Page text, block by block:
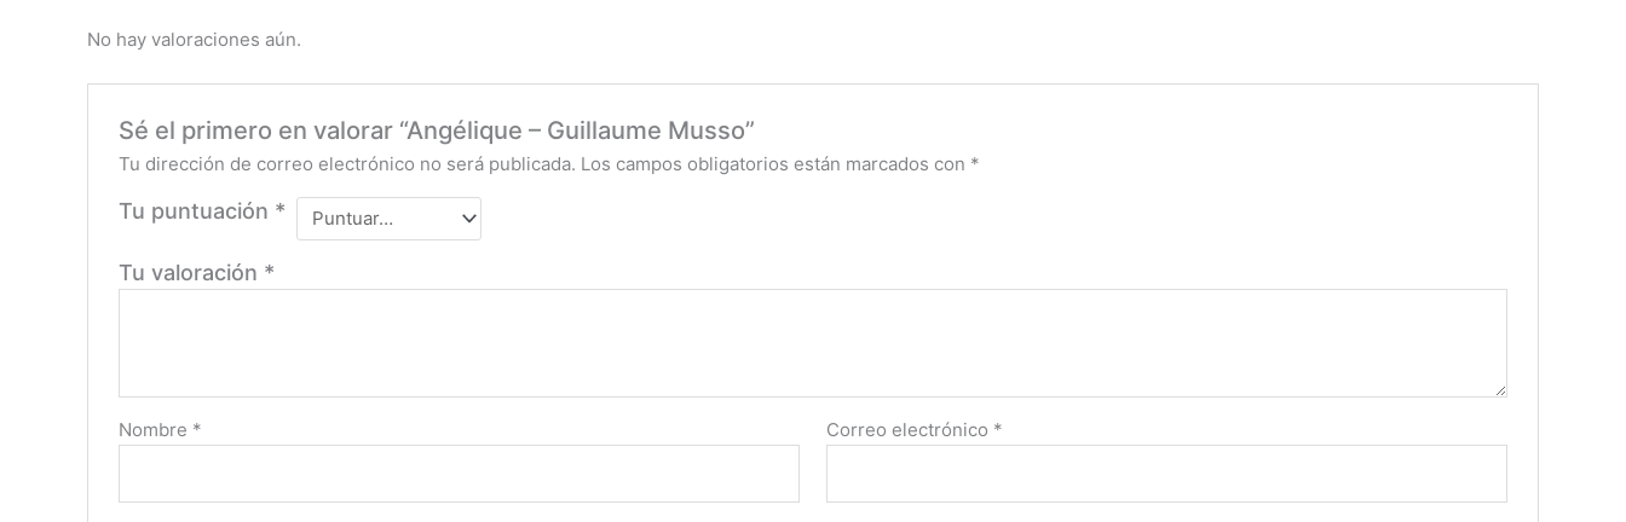
No hay valoraciones aún.
Sé el primero en valorar “Angélique – Guillaume Musso”
Tu dirección de correo electrónico no será publicada. Los campos obligatorios están marcados con *
Tu puntuación *
Tu valoración *
Nombre * Correo electrónico *